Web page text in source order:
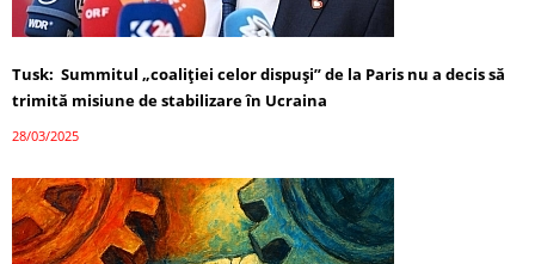
Tusk: Summitul „coaliției celor dispuși” de la Paris nu a decis să
trimită misiune de stabilizare în Ucraina
28/03/2025